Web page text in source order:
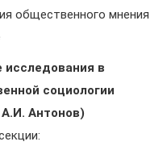
общественного мнения
в
социологии
Антонов)